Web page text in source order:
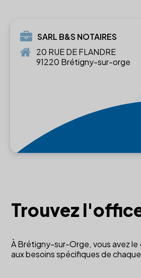
SARL B&S NOTAIRES
20 RUE DE FLANDRE
91220 Brétigny-sur-orge
Trouvez
À Brétigny-sur-Orge, vous avez le
aux besoins spécifiques de